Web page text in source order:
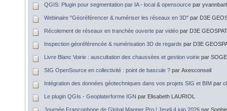
QGIS: Plugin pour segmentation par IA - local & opensource par
Webinaire "Géoréférencer & numériser les réseaux en 3D" par D3E
Récolement de réseaux en tranchée ouverte par vidéo par D3E
Inspection géoréférencée & numérisation 3D de regards par D3E
Livre Blanc Voirie : auscultation des chaussées et gestion voirie par
SIG OpenSource en collectivité : point de bascule ? par Axesconseil
Intégration des données géotechniques dans vos projets SIG et BIM par
Le plugin QGIs - Geoplaterforme IGN par Elisabeth LAURIOL
Journée Francophone de Global Mapper Pro | Jeudi 4 juin 2026 par